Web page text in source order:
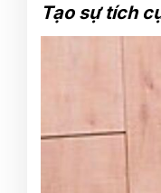
Tạo sự tích